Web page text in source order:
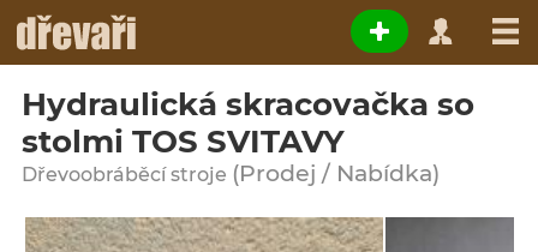
Hydraulická skracovačka so
stolmi TOS SVITAVY
Dřevoobráběcí stroje (Prodej / Nabídka)